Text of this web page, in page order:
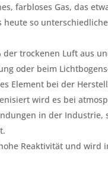
farbloses Gas, das
so
der trockenen Luft aus
oder beim
Element bei der
wird es bei
in der Industrie,
Reaktivität und